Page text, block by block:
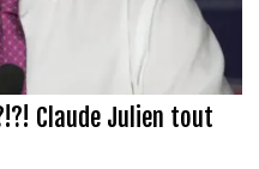
Claude Julien tout